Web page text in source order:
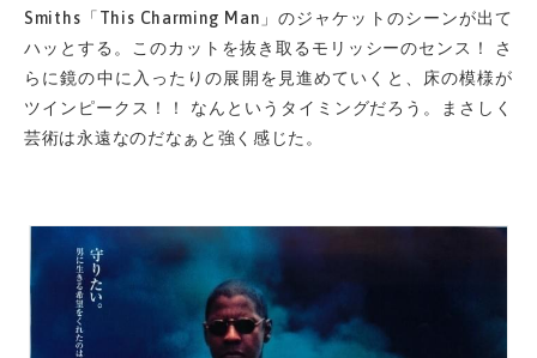
Smiths「This Charming Man」のジャケットのシーンが出て
ハッとする。このカットを抜き取るモリッシーのセンス！ さ
らに鏡の中に入ったりの展開を見進めていくと、床の模様が
ツインピークス！！ なんというタイミングだろう。まさしく
芸術は永遠なのだなぁと強く感じた。